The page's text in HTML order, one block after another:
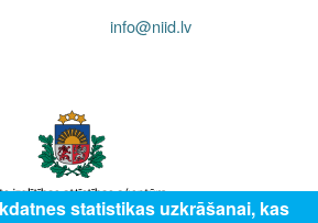
info@niid.lv
statistikas uzkrāšanai, kas